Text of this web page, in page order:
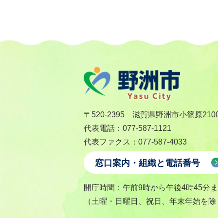
〒520-2395 滋賀県野洲市小篠原
代表電話：077-587-1121
代表ファクス：077-587-4033
窓口案内・組織と電話番号
開庁時間：午前9時から午後4時45分
（土曜・日曜日、祝日、年末年始を